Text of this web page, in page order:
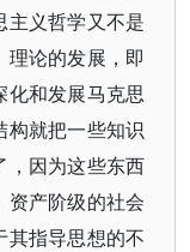
主义哲学又不是
论的发展，即
化和发展马克思
构就把一些知识
，因为这些东西
资产阶级的社会
其指导思想的不